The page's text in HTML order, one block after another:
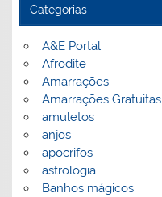
Categorias
A&E Portal
Afrodite
Amarrações
Amarrações Gratuitas
amuletos
anjos
apocrifos
astrologia
Banhos mágicos